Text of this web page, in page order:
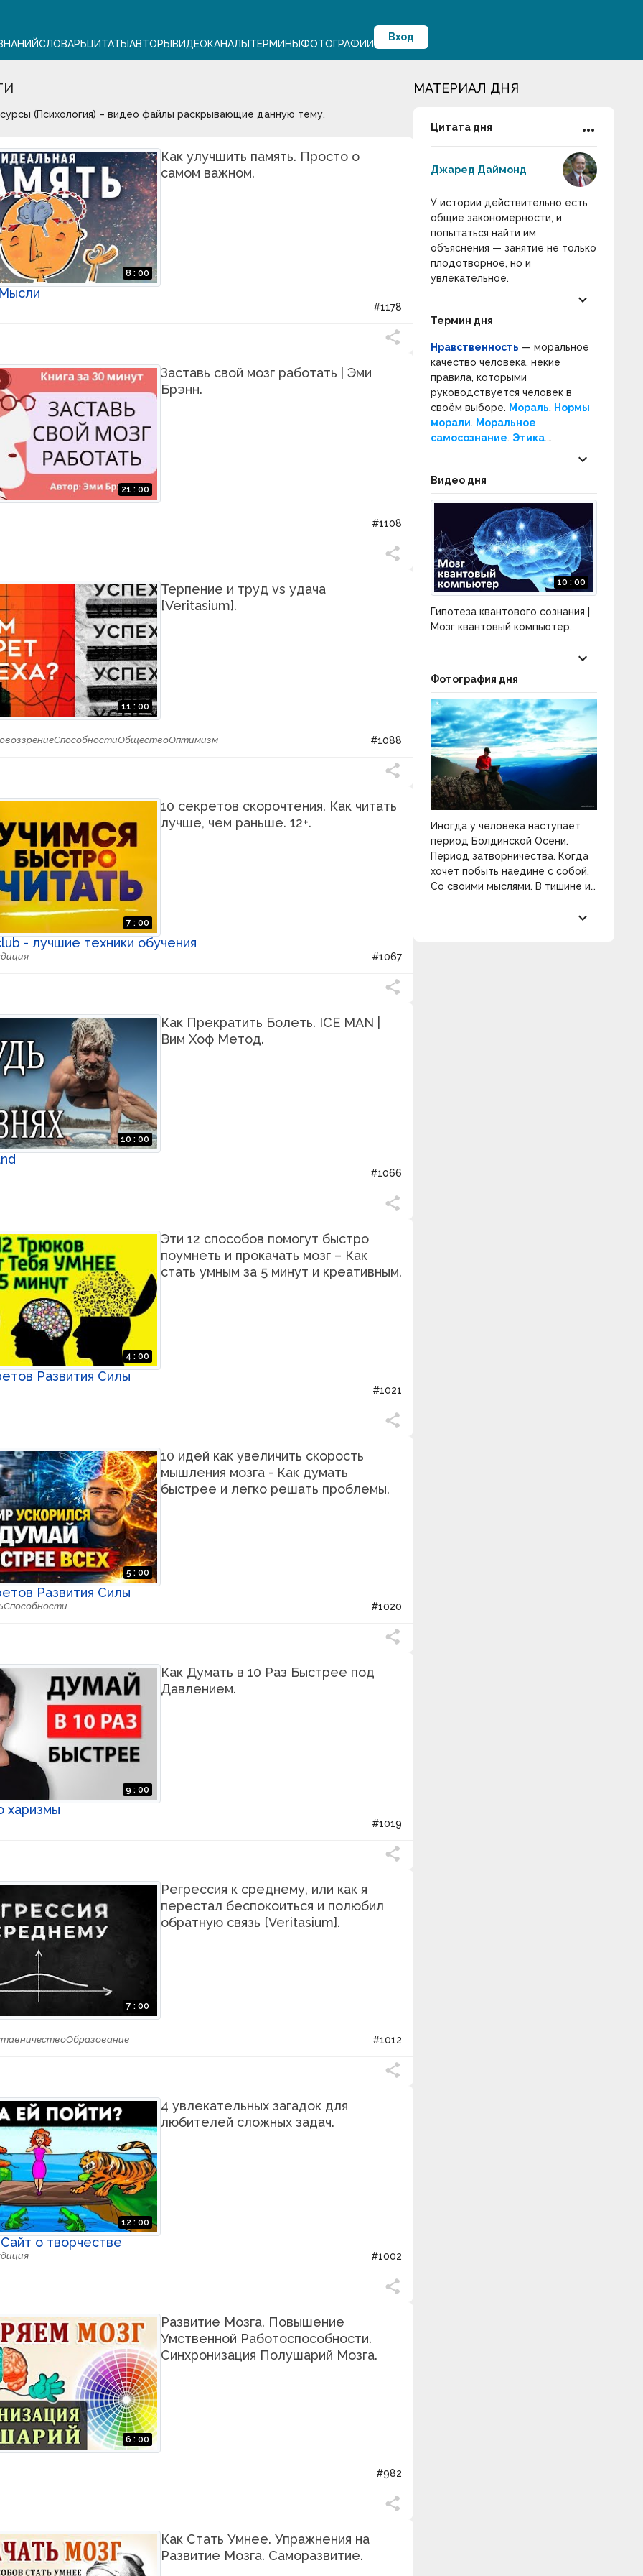
СЛОВАРЬЦИТАТЫАВТОРЫВИДЕОКАНАЛЫТЕРМИНЫФОТОГРАФИИ
Вход
(Психология) – видео файлы раскрывающие данную тему.
8 : 00
Как улучшить память. Просто о
самом важном.
#1178
21 : 00
Заставь свой мозг работать | Эми
Брэнн.
#1108
11 : 00
Терпение и труд vs удача
[Veritasium].
СпособностиОбществоОптимизм #1088
7 : 00
10 секретов скорочтения. Как читать
лучше, чем раньше. 12+.
- лучшие техники обучения
#1067
10 : 00
Как Прекратить Болеть. ICE MAN |
Вим Хоф Метод.
#1066
4 : 00
Эти 12 способов помогут быстро
поумнеть и прокачать мозг – Как
стать умным за 5 минут и креативным.
Развития Силы
#1021
5 : 00
10 идей как увеличить скорость
мышления мозга - Как думать
быстрее и легко решать проблемы.
Развития Силы
Способности #1020
9 : 00
Как Думать в 10 Раз Быстрее под
Давлением.
харизмы
#1019
7 : 00
Регрессия к среднему, или как я
перестал беспокоиться и полюбил
обратную связь [Veritasium].
Образование #1012
12 : 00
4 увлекательных загадок для
любителей сложных задач.
о творчестве
#1002
6 : 00
Развитие Мозга. Повышение
Умственной Работоспособности.
Синхронизация Полушарий Мозга.
#982
Как Стать Умнее. Упражнения на
Развитие Мозга. Саморазвитие.
МАТЕРИАЛ ДНЯ
Цитата дня more_horiz
Джаред Даймонд
У истории действительно есть
общие закономерности, и
попытаться найти им
объяснения — занятие не только
плодотворное, но и
увлекательное.
keyboard_arrow_down
Термин дня
Нравственность — моральное
качество человека, некие
правила, которыми
руководствуется человек в
своём выборе. Мораль. Нормы
морали. Моральное
самосознание. Этика.
Социальное поведение
Социальные нормы.
keyboard_arrow_down
Видео дня
10 : 00
Гипотеза квантового сознания |
Мозг квантовый компьютер.
keyboard_arrow_down
Фотография дня
Иногда у человека наступает
период Болдинской Осени.
Период затворничества. Когда
хочет побыть наедине с собой.
Со своими мыслями. В тишине и
keyboard_arrow_down